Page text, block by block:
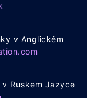
v Anglickém
Ruskem Jazyce